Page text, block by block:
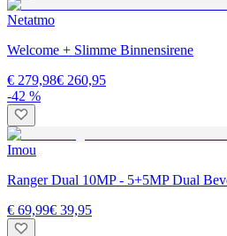
Netatmo
Welcome + Slimme Binnensirene
€ 279,98€ 260,95
-42 %
Imou
Ranger Dual 10MP - 5+5MP Dual
€ 69,99€ 39,95